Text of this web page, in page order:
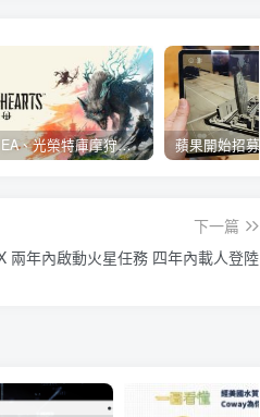
EA、光榮特庫摩狩獵冒險遊戲《WILD HEARTS》公布「強大化獸」宣傳影片
下一篇
兩年內啟動火星任務 四年內載人登陸